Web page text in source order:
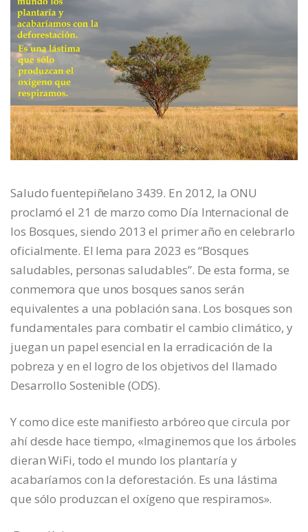
Saludo fuentepiñelano 3439. En 2012, la ONU
proclamó el 21 de marzo como Día Internacional de
los Bosques, siendo 2013 el primer año en celebrarlo
oficialmente. El lema para 2023 es “Bosques
saludables, personas saludables”. De esta forma, se
conmemora que unos bosques sanos serán
equivalentes a una población sana. Los bosques son
fundamentales para combatir el cambio climático, y
juegan un papel esencial en la erradicación de la
pobreza y en el logro de los objetivos del llamado
Desarrollo Sostenible (ODS).
Y como dice este manifiesto arbóreo que circula por
ahí desde hace tiempo, «Imaginemos que los árboles
dieran WiFi, todo el mundo los plantaría y
acabaríamos con la deforestación. Es una lástima
que sólo produzcan el oxígeno que respiramos».